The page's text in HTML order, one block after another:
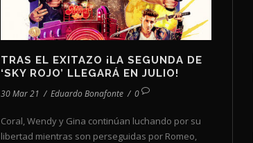
TRAS EL EXITAZO ¡LA SEGUNDA DE
‘SKY ROJO’ LLEGARÁ EN JULIO!
30 Mar 21 / Eduardo Bonafonte / 0
Coral, Wendy y Gina continúan luchando por su
libertad mientras son perseguidas por Romeo,